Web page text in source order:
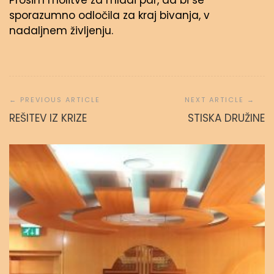
sporazumno odločila za kraj bivanja, v
nadaljnem življenju.
prispevka
REŠITEV IZ KRIZE STISKA DRUŽINE